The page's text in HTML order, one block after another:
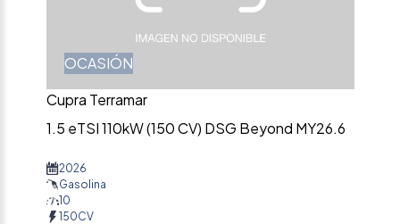
OCASIÓN
Cupra Terramar
1.5 eTSI 110kW (150 CV) DSG Beyond MY26.6
2026
Gasolina
10
150CV